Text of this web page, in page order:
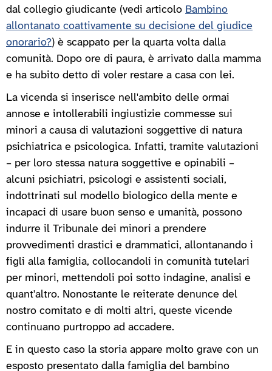
dal collegio giudicante (vedi articolo Bambino
allontanato coattivamente su decisione del giudice
onorario?) è scappato per la quarta volta dalla
comunità. Dopo ore di paura, è arrivato dalla mamma
e ha subito detto di voler restare a casa con lei.
La vicenda si inserisce nell'ambito delle ormai
annose e intollerabili ingiustizie commesse sui
minori a causa di valutazioni soggettive di natura
psichiatrica e psicologica. Infatti, tramite valutazioni
– per loro stessa natura soggettive e opinabili –
alcuni psichiatri, psicologi e assistenti sociali,
indottrinati sul modello biologico della mente e
incapaci di usare buon senso e umanità, possono
indurre il Tribunale dei minori a prendere
provvedimenti drastici e drammatici, allontanando i
figli alla famiglia, collocandoli in comunità tutelari
per minori, mettendoli poi sotto indagine, analisi e
quant'altro. Nonostante le reiterate denunce del
nostro comitato e di molti altri, queste vicende
continuano purtroppo ad accadere.
E in questo caso la storia appare molto grave con un
esposto presentato dalla famiglia del bambino